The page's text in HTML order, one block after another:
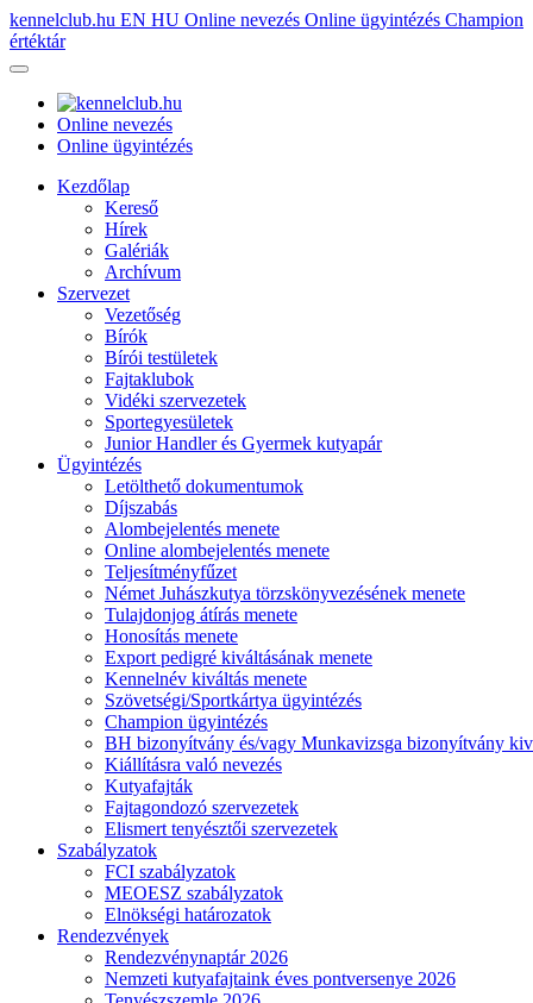
kennelclub.hu EN HU Online nevezés Online ügyintézés Champion
értéktár
Online nevezés
Online ügyintézés
Kezdőlap
Kereső
Hírek
Galériák
Archívum
Szervezet
Vezetőség
Bírók
Bírói testületek
Fajtaklubok
Vidéki szervezetek
Sportegyesületek
Junior Handler és Gyermek kutyapár
Ügyintézés
Letölthető dokumentumok
Díjszabás
Alombejelentés menete
Online alombejelentés menete
Teljesítményfűzet
Német Juhászkutya törzskönyvezésének menete
Tulajdonjog átírás menete
Honosítás menete
Export pedigré kiváltásának menete
Kennelnév kiváltás menete
Szövetségi/Sportkártya ügyintézés
Champion ügyintézés
BH bizonyítvány és/vagy Munkavizsga bizonyítvány
Kiállításra való nevezés
Kutyafajták
Fajtagondozó szervezetek
Elismert tenyésztői szervezetek
Szabályzatok
FCI szabályzatok
MEOESZ szabályzatok
Elnökségi határozatok
Rendezvények
Rendezvénynaptár 2026
Nemzeti kutyafajtaink éves pontversenye 2026